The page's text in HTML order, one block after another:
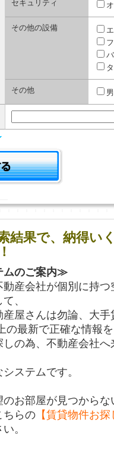
セキュリティ
その他の設備
その他
結果で、納得い
ムのご案内≫
産会社が個別に持
、
屋さんは勿論、大
の最新で正確な情報
の為、不動産会社へ
ステムです。
お部屋が見つから
ちらの【賃貸物件お探
。